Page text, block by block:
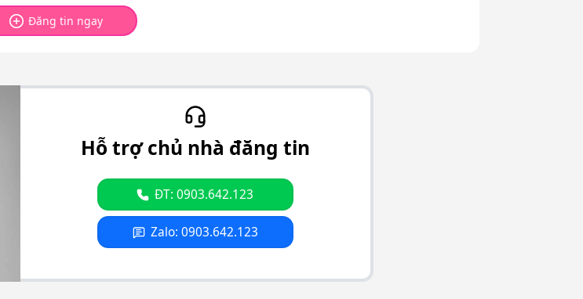
Đăng tin ngay
Hỗ trợ chủ nhà đăng tin
ĐT: 0903.642.123
Zalo: 0903.642.123